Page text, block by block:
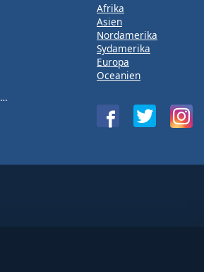
Afrika
Asien
Nordamerika
Sydamerika
Europa
Oceanien